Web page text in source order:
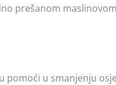
prešanom
pomoći u smanjenju